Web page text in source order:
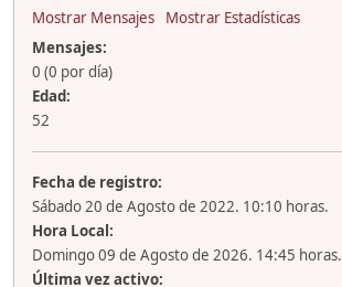
Mostrar Mensajes
Mostrar Estadísticas
Mensajes:
0 (0 por día)
Edad:
52
Fecha de registro:
Sábado 20 de Agosto de 2022. 10:10 horas.
Hora Local:
Domingo 09 de Agosto de 2026. 14:45 horas.
Última vez activo: